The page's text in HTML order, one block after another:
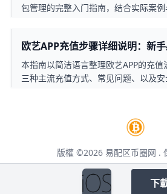
包管理的完整入门指南，结合实际案
欧艺APP充值步骤详细说明：新
本指南以简洁语言整理欧艺APP的充值
三种主流充值方式、常见问题、以及
版權 ©2026 易配区币圈网 .
本页面包含第三方合作推广链接，点击后将跳转
下